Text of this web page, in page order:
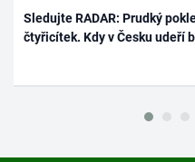
Sledujte RADAR: Prudký
čtyřicítek. Kdy v Česku udeří